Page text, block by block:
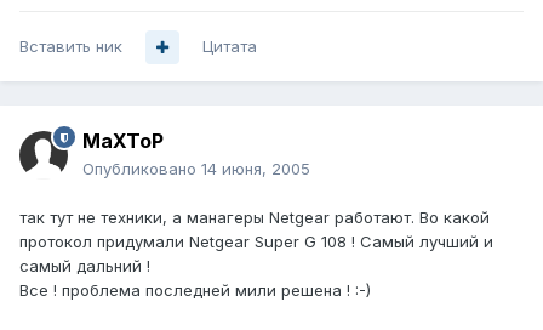
Вставить ник Цитата
MaXToP
Опубликовано 14 июня, 2005
так тут не техники, а манагеры Netgear работают. Во какой
протокол придумали Netgear Super G 108 ! Самый лучший и
самый дальний !
Все ! проблема последней мили решена ! :-)